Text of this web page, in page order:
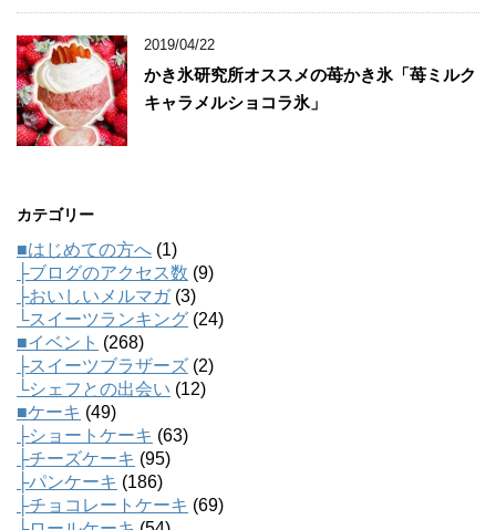
2019/04/22
かき氷研究所オススメの苺かき氷「苺ミルク
キャラメルショコラ氷」
カテゴリー
■はじめての方へ (1)
├ブログのアクセス数 (9)
├おいしいメルマガ(3)
└スイーツランキング (24)
■イベント (268)
├スイーツブラザーズ (2)
└シェフとの出会い (12)
■ケーキ (49)
├ショートケーキ (63)
├チーズケーキ (95)
├パンケーキ (186)
├チョコレートケーキ (69)